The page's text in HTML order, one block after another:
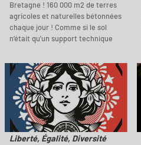
Bretagne ! 160 000 m2 de terres
agricoles et naturelles bétonnées
chaque jour ! Comme si le sol
n’était qu’un support technique
Liberté, Égalité, Diversité